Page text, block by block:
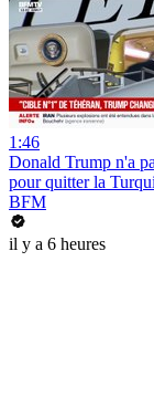
1:46
Donald Trump n'a
pour quitter la
BFM
il y a 6 heures